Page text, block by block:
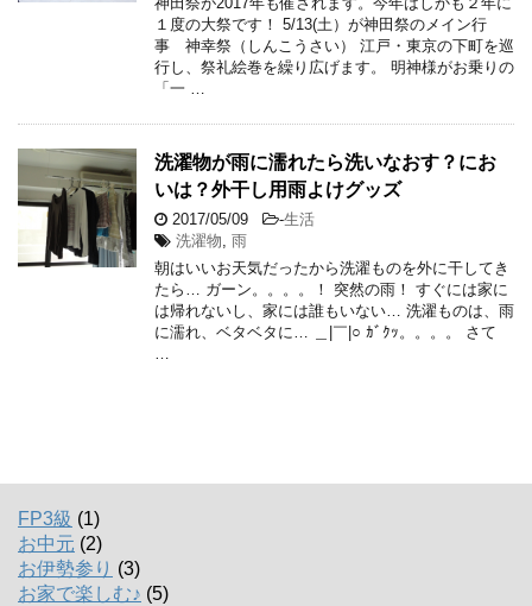
１度の大祭です！ 5/13(土）が神田祭のメイン行
事 神幸祭（しんこうさい） 江戸・東京の下町を巡
行し、祭礼絵巻を繰り広げます。 明神様がお乗りの
「一 …
洗濯物が雨に濡れたら洗いなおす？にお
いは？外干し用雨よけグッズ
2017/05/09 -生活
洗濯物 雨
朝はいいお天気だったから洗濯ものを外に干してき
たら… ガーン。。。。！ 突然の雨！ すぐには家に
は帰れないし、家には誰もいない… 洗濯ものは、雨
に濡れ、ベタベタに… ＿|￣|○ ｶﾞｸｯ。。。。 さて
FP3級 (1)
お中元 (2)
お伊勢参り (3)
お家で楽しむ♪ (5)